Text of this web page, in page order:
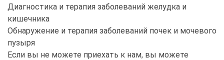
Диагностика и терапия заболеваний желудка и
кишечника
Обнаружение и терапия заболеваний почек и мочевого
пузыря
Если вы не можете приехать к нам, вы можете